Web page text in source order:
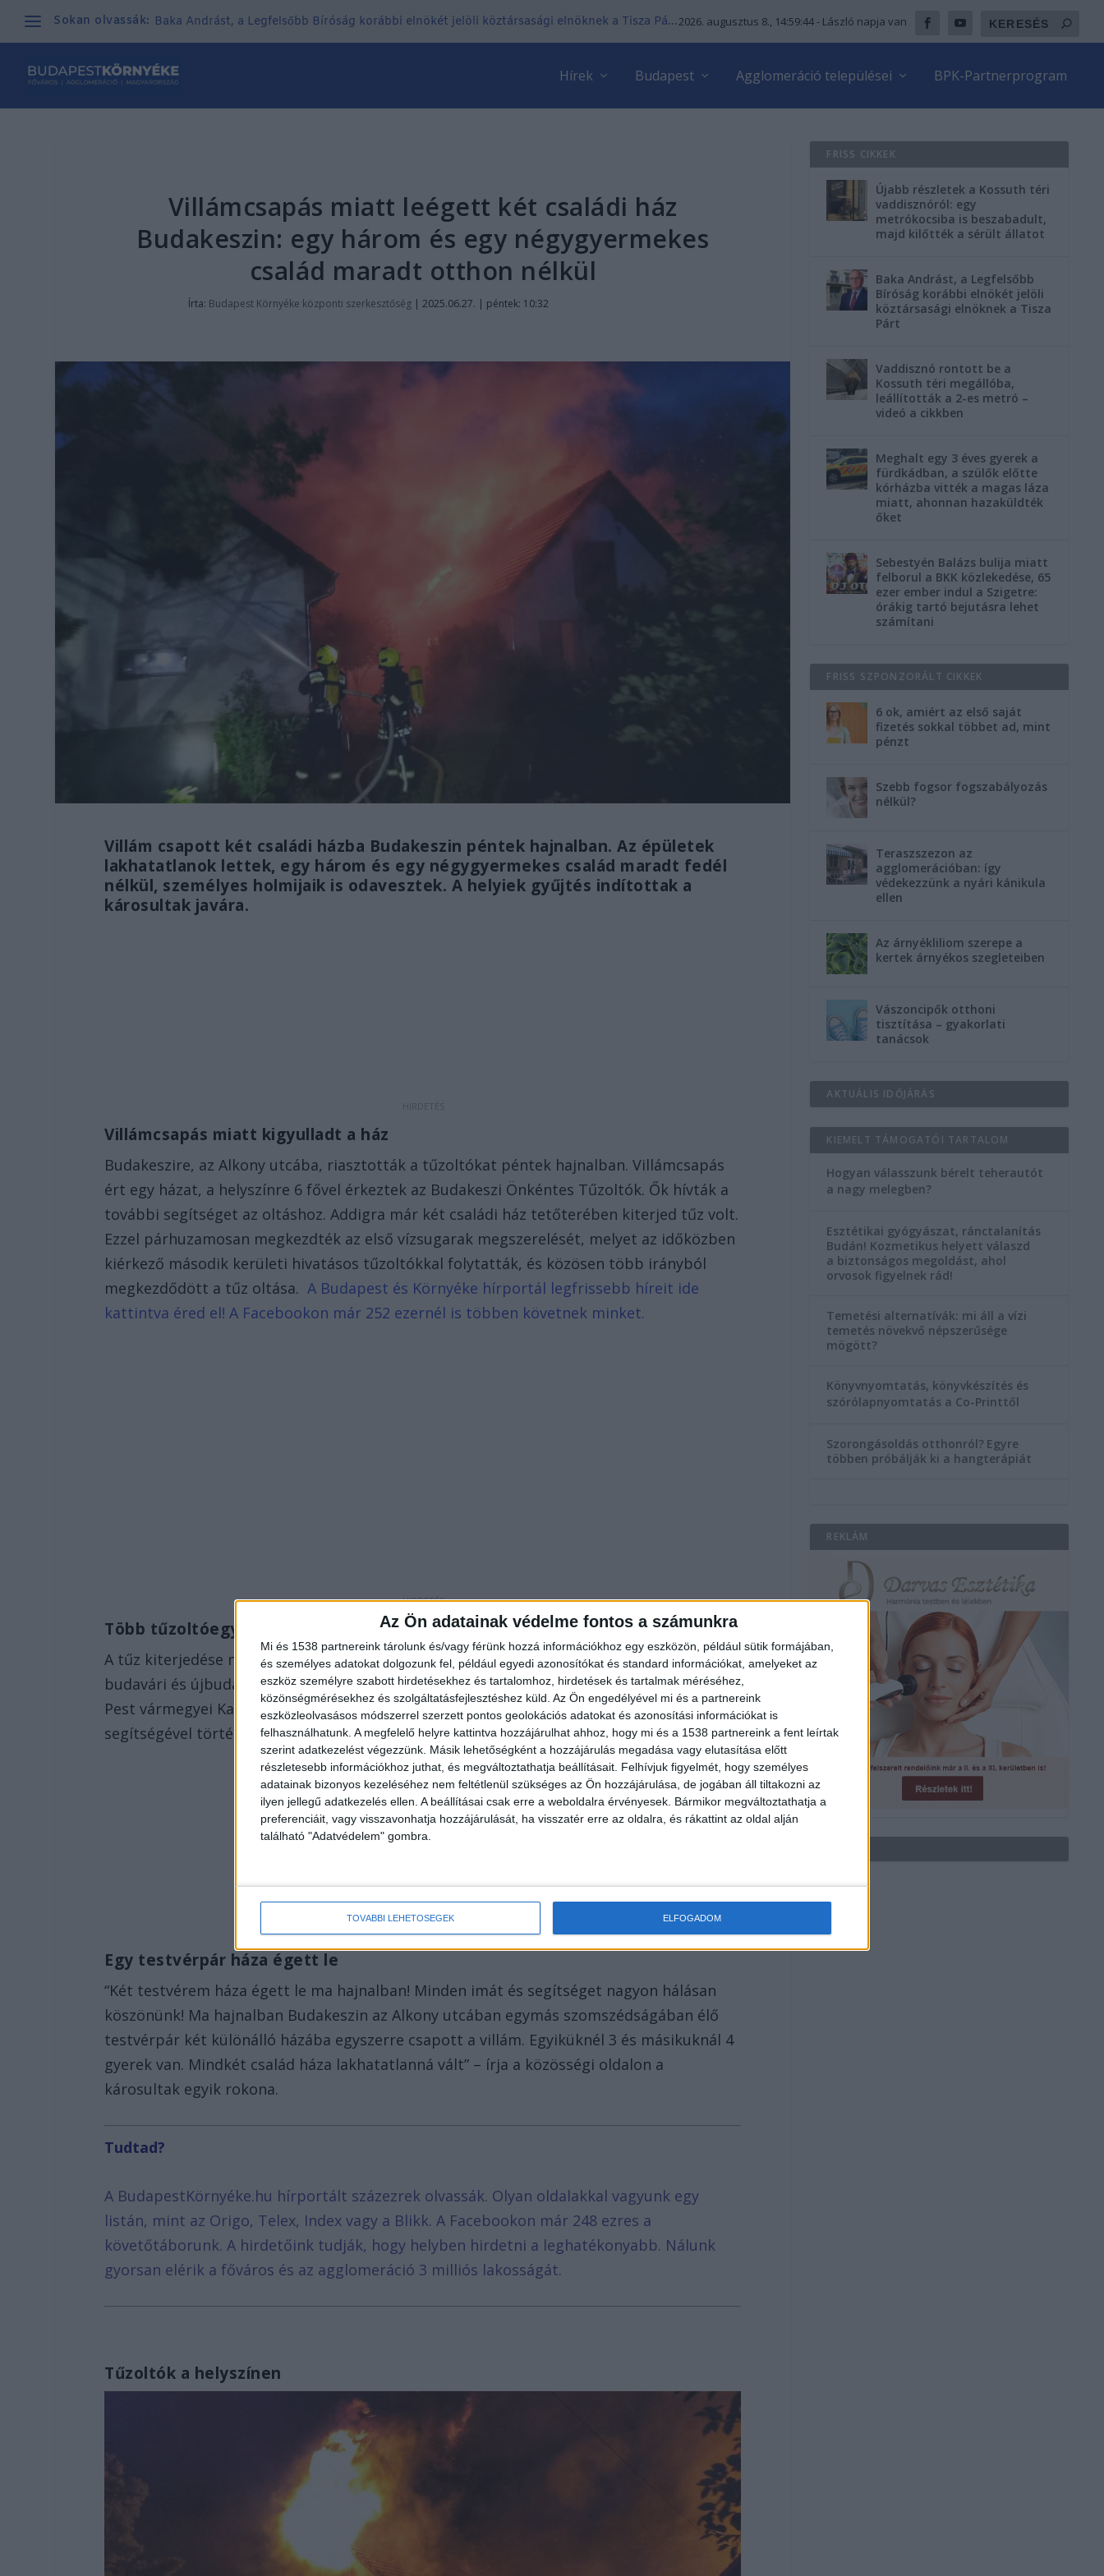
Az Ön adatainak védelme fontos a számunkra
Mi és 1538 partnereink tárolunk és/vagy férünk hozzá információkhoz egy eszközön, például sütik formájában,
és személyes adatokat dolgozunk fel, például egyedi azonosítókat és standard információkat, amelyeket az
eszköz személyre szabott hirdetésekhez és tartalomhoz, hirdetések és tartalmak méréséhez,
közönségmérésekhez és szolgáltatásfejlesztéshez küld. Az Ön engedélyével mi és a partnereink
eszközleolvasásos módszerrel szerzett pontos geolokációs adatokat és azonosítási információkat is
felhasználhatunk. A megfelelő helyre kattintva hozzájárulhat ahhoz, hogy mi és a 1538 partnereink a fent leírtak
szerint adatkezelést végezzünk. Másik lehetőségként a hozzájárulás megadása vagy elutasítása előtt
részletesebb információkhoz juthat, és megváltoztathatja beállításait. Felhívjuk figyelmét, hogy személyes
adatainak bizonyos kezeléséhez nem feltétlenül szükséges az Ön hozzájárulása, de jogában áll tiltakozni az
ilyen jellegű adatkezelés ellen. A beállításai csak erre a weboldalra érvényesek. Bármikor megváltoztathatja a
preferenciáit, vagy visszavonhatja hozzájárulását, ha visszatér erre az oldalra, és rákattint az oldal alján
található "Adatvédelem" gombra.
TOVÁBBI LEHETŐSÉGEK ELFOGADOM
Sokan olvassák: Baka Andrást, a Legfelsőbb Bíróság korábbi elnökét jelöli köztársasági elnöknek a Tisza Pá...2026. augusztus 8., 14:59:46 - László napja van
Hírek Budapest Agglomeráció települései BPK-Partnerprogram
Villámcsapás miatt leégett két családi ház
Budakeszin: egy három és egy négygyermekes
család maradt otthon nélkül
Írta: Budapest Környéke központi szerkesztőség| 2025.06.27. | péntek: 10:32
Villám csapott két családi házba Budakeszin péntek hajnalban. Az épületek
lakhatatlanok lettek, egy három és egy négygyermekes család maradt fedél
nélkül, személyes holmijaik is odavesztek. A helyiek gyűjtés indítottak a
károsultak javára.
Villámcsapás miatt kigyulladt a ház
Budakeszire, az Alkony utcába, riasztották a tűzoltókat péntek hajnalban. Villámcsapás
ért egy házat, a helyszínre 6 fővel érkeztek az Budakeszi Önkéntes Tűzoltók. Ők hívták a
további segítséget az oltáshoz. Addigra már két családi ház tetőterében kiterjed tűz volt.
Ezzel párhuzamosan megkezdték az első vízsugarak megszerelését, melyet az időközben
kiérkező második kerületi hivatásos tűzoltókkal folytatták, és közösen több irányból
megkezdődött a tűz oltása.A Budapest és Környéke hírportál legfrissebb híreit ide
kattintva éred el! A Facebookon már 252 ezernél is többen követnek minket.
Több tűzoltóegység érkezett
A tűz kiterjedése miatt aRózsadomb Önkéntes Tűzoltó Egyesülettűzoltói, valamint a
budavári és újbudai tűzoltók érkeztek még a budakesziek segítségére, és a tűz oltása a
Pest vármegyei Katasztrófavédelmi Műveleti Szolgálat irányításával, 6 vízsugár
segítségével történt.
Egy testvérpár háza égett le
“Két testvérem háza égett le ma hajnalban! Minden imát és segítséget nagyon hálásan
köszönünk! Ma hajnalban Budakeszin az Alkony utcában egymás szomszédságában élő
testvérpár két különálló házába egyszerre csapott a villám. Egyiküknél 3 és másikuknál 4
gyerek van. Mindkét család háza lakhatatlanná vált” – írja a közösségi oldalon a
károsultak egyik rokona.
Tudtad?
A BudapestKörnyéke.hu hírportált százezrek olvassák. Olyan oldalakkal vagyunk egy
listán, mint az Origo, Telex, Index vagy a Blikk. A Facebookon már 248 ezres a
követőtáborunk. A hirdetőink tudják, hogy helyben hirdetni a leghatékonyabb. Nálunk
gyorsan elérik a főváros és az agglomeráció 3 milliós lakosságát.
Tűzoltók a helyszínen
FRISS CIKKEK
Újabb részletek a Kossuth téri
vaddisznóról: egy
metrókocsiba is beszabadult,
majd kilőtték a sérült állatot
Baka Andrást, a Legfelsőbb
Bíróság korábbi elnökét jelöli
köztársasági elnöknek a Tisza
Párt
Vaddisznó rontott be a
Kossuth téri megállóba,
leállították a 2-es metró –
videó a cikkben
Meghalt egy 3 éves gyerek a
fürdkádban, a szülők előtte
kórházba vitték a magas láza
miatt, ahonnan hazaküldték
őket
Sebestyén Balázs bulija miatt
felborul a BKK közlekedése, 65
ezer ember indul a Szigetre:
órákig tartó bejutásra lehet
számítani
FRISS SZPONZORÁLT CIKKEK
6 ok, amiért az első saját
fizetés sokkal többet ad, mint
pénzt
Szebb fogsor fogszabályozás
nélkül?
Teraszszezon az
agglomerációban: így
védekezzünk a nyári kánikula
ellen
Az árnyékliliom szerepe a
kertek árnyékos szegleteiben
Vászoncipők otthoni
tisztítása – gyakorlati
tanácsok
AKTUÁLIS IDŐJÁRÁS
KIEMELT TÁMOGATÓI TARTALOM
Hogyan válasszunk bérelt teherautót
a nagy melegben?
Esztétikai gyógyászat, ránctalanítás
Budán! Kozmetikus helyett válaszd
a biztonságos megoldást, ahol
orvosok figyelnek rád!
Temetési alternatívák: mi áll a vízi
temetés növekvő népszerűsége
mögött?
Könyvnyomtatás, könyvkészítés és
szórólapnyomtatás a Co-Printtől
Szorongásoldás otthonról? Egyre
többen próbálják ki a hangterápiát
REKLÁM